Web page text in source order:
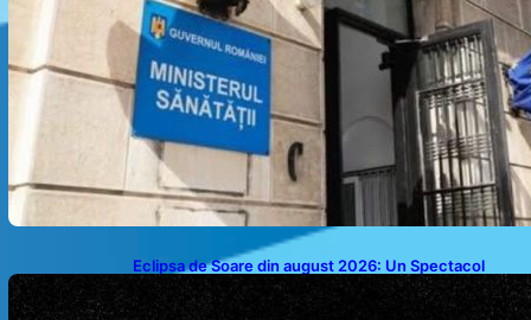
Eclipsa de Soare din august 2026: Un Spectacol
Astronomic Pe Cerul României